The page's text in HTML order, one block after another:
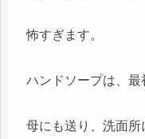
怖すぎます。
ハンドソープは、最
母にも送り、洗面所